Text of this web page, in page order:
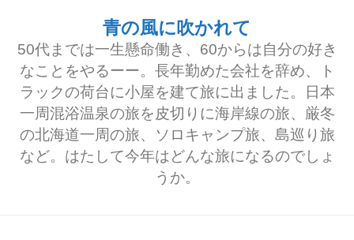
青の風に吹かれて
50代までは一生懸命働き、60からは自分の好き
なことをやるーー。長年勤めた会社を辞め、ト
ラックの荷台に小屋を建て旅に出ました。日本
一周混浴温泉の旅を皮切りに海岸線の旅、厳冬
の北海道一周の旅、ソロキャンプ旅、島巡り旅
など。はたして今年はどんな旅になるのでしょ
うか。